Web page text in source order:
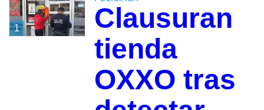
1
Clausuran
tienda
OXXO tras